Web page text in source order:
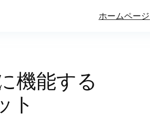
ホームページ
機能する
ト